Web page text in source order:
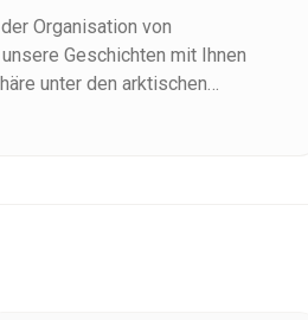
Organisation von
Geschichten mit Ihnen
unter den arktischen